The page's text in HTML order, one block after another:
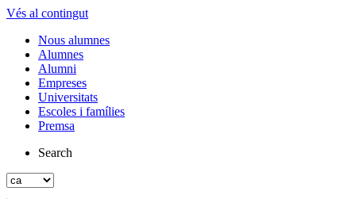
Vés al contingut
Nous alumnes
Alumnes
Alumni
Empreses
Universitats
Escoles i famílies
Premsa
Search